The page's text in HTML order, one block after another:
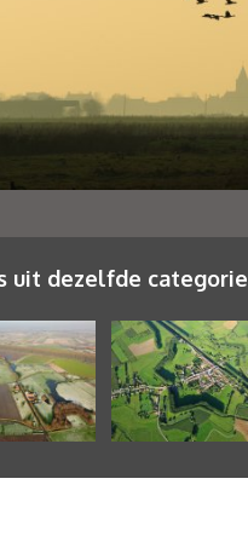
uit dezelfde categorie